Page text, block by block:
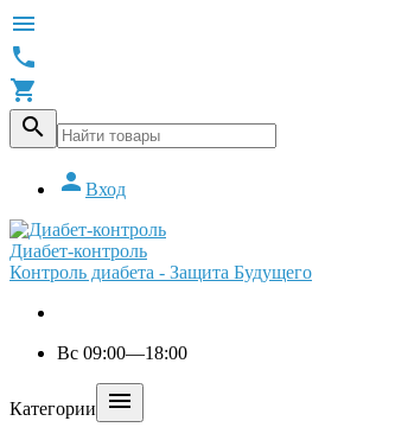




 Вход
Диабет-контроль
Контроль диабета - Защита Будущего
Вс 09:00—18:00
Категории 